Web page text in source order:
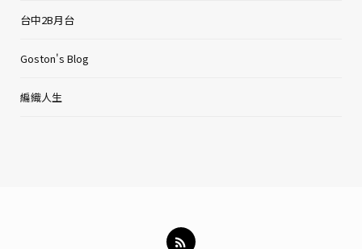
台中2B月台
Goston's Blog
編織人生